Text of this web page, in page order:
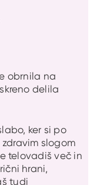
obrnila na
delila
ker si po
slogom
telovadiš več in
hrani,
tudi